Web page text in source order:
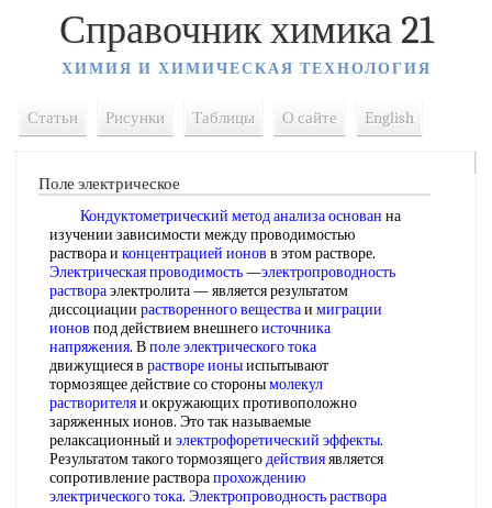
Справочник химика 21
ХИМИЯ И ХИМИЧЕСКАЯ ТЕХНОЛОГИЯ
Статьи Рисунки Таблицы О сайте English
Поле электрическое
Кондуктометрический метод анализаоснован на
изучении зависимости между проводимостью
раствора и концентрацией ионов в этом растворе.
Электрическая проводимость—электропроводность
раствораэлектролита — является результатом
диссоциации растворенного веществаи миграции
ионов под действием внешнегоисточника
напряжения. Вполе электрического тока
движущиеся в растворе ионыиспытывают
тормозящее действие со сторонымолекул
растворителяи окружающих противоположно
заряженных ионов. Это так называемые
релаксационный и электрофоретический эффекты.
Результатом такого тормозящегодействияявляется
сопротивление растворапрохождению
электрического тока. Электропроводность раствора